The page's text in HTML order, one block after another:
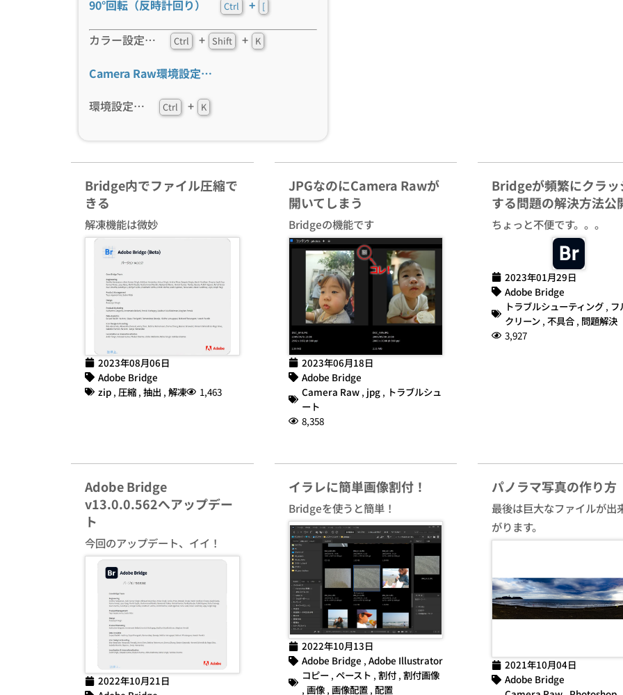
90°回転（反時計回り） Ctrl + [
カラー設定… Ctrl + Shift + K
Camera Raw環境設定…
環境設定…
Ctrl + K
Bridge内でファイル圧縮で
きる
解凍機能は微妙
2023年08月06日
Adobe Bridge
zip , 圧縮 , 抽出 , 解凍 1,463
JPGなのにCamera Rawが
開いてしまう
Bridgeの機能です
2023年06月18日
Adobe Bridge
Camera Raw, jpg, トラブルシュ
ート
8,358
Bridgeが頻繁にクラッ
する問題の解決方法公
ちょっと不便です。。。
2023年01月29日
Adobe Bridge
トラブルシューティング , フ
クリーン , 不具合 , 問題解決
3,927
Adobe Bridge
v13.0.0.562へアップデー
ト
今回のアップデート、イイ！
2022年10月21日
イラレに簡単画像割付！
Bridgeを使うと簡単！
2022年10月13日
Adobe Bridge , Adobe Illustrator
コピー, ペースト , 割付, 割付画像
, 画像, 画像配置, 配置
パノラマ写真の作り方
最後は巨大なファイルが出
がります。
2021年10月04日
Adobe Bridge